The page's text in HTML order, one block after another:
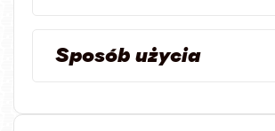
Sposób użycia